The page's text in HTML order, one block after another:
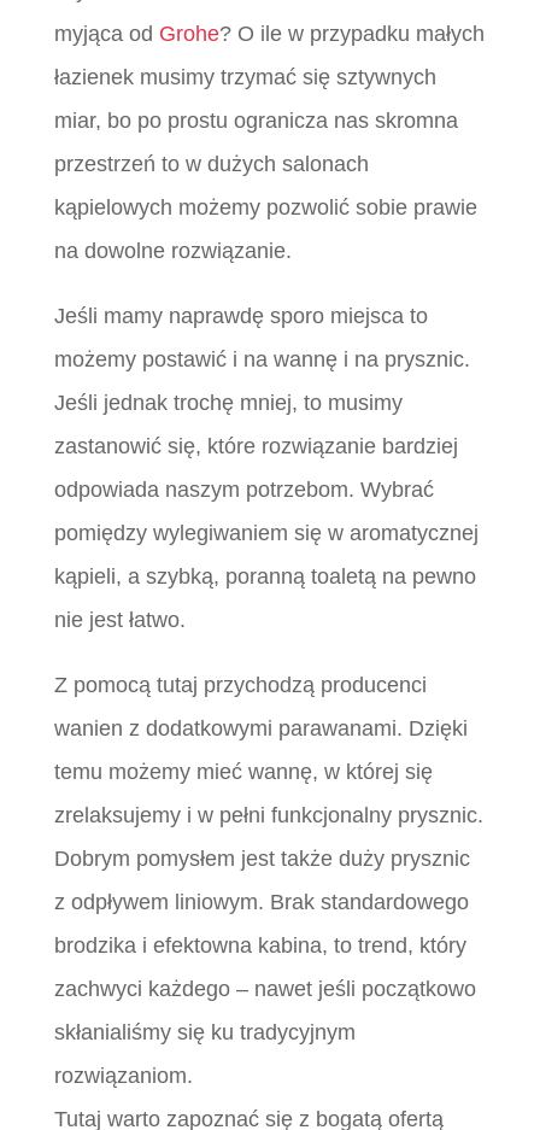
myjąca od Grohe? O ile w przypadku małych
łazienek musimy trzymać się sztywnych
miar, bo po prostu ogranicza nas skromna
przestrzeń to w dużych salonach
kąpielowych możemy pozwolić sobie prawie
na dowolne rozwiązanie.
Jeśli mamy naprawdę sporo miejsca to
możemy postawić i na wannę i na prysznic.
Jeśli jednak trochę mniej, to musimy
zastanowić się, które rozwiązanie bardziej
odpowiada naszym potrzebom. Wybrać
pomiędzy wylegiwaniem się w aromatycznej
kąpieli, a szybką, poranną toaletą na pewno
nie jest łatwo.
Z pomocą tutaj przychodzą producenci
wanien z dodatkowymi parawanami. Dzięki
temu możemy mieć wannę, w której się
zrelaksujemy i w pełni funkcjonalny prysznic.
Dobrym pomysłem jest także duży prysznic
z odpływem liniowym. Brak standardowego
brodzika i efektowna kabina, to trend, który
zachwyci każdego – nawet jeśli początkowo
skłanialiśmy się ku tradycyjnym
rozwiązaniom.
Tutaj warto zapoznać się z bogatą ofertą